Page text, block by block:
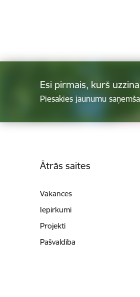
Esi pirmais, kurš
Piesakies jaunumu
Ātrās saites
Vakances
Iepirkumi
Projekti
Pašvaldība